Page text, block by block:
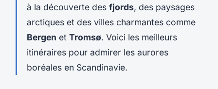
à la découverte des fjords, des paysages
arctiques et des villes charmantes comme
Bergen et Tromsø. Voici les meilleurs
itinéraires pour admirer les aurores
boréales en Scandinavie.